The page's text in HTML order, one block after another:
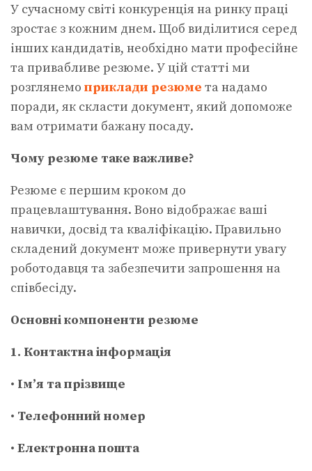
У сучасному світі конкуренція на ринку праці
зростає з кожним днем. Щоб виділитися серед
інших кандидатів, необхідно мати професійне
та привабливе резюме. У цій статті ми
розглянемо приклади резюме та надамо
поради, як скласти документ, який допоможе
вам отримати бажану посаду.
Чому резюме таке важливе?
Резюме є першим кроком до
працевлаштування. Воно відображає ваші
навички, досвід та кваліфікацію. Правильно
складений документ може привернути увагу
роботодавця та забезпечити запрошення на
співбесіду.
Основні компоненти резюме
1. Контактна інформація
• Ім’я та прізвище
• Телефонний номер
• Електронна пошта